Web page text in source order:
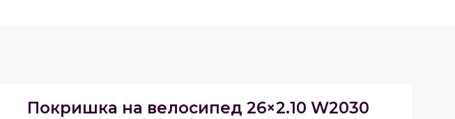
Покришка на велосипед 26×2.10 W2030